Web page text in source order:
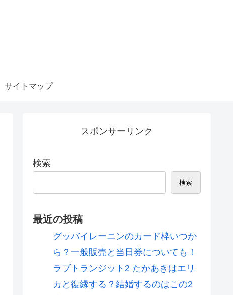
サイトマップ
スポンサーリンク
検索
検索
最近の投稿
グッバイレーニンのカード枠いつか
ら？一般販売と当日券についても！
ラブトランジット2 たかあきはエリ
カと復縁する？結婚するのはこの2